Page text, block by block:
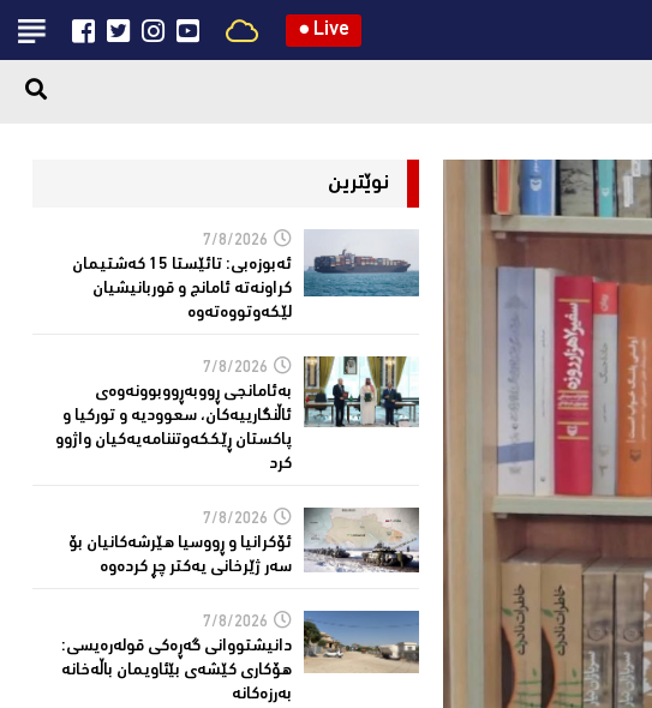
● Live
نوێترین
7/8/2026
ئەبوزەبی: تائێستا 15 كەشتیمان
كراونەتە ئامانج و قوربانیشیان
لێكەوتووەتەوە
7/8/2026
بەئامانجی ڕووبەڕووبوونەوەی
ئاڵنگارییەكان، سعوودیە و توركیا و
پاكستان ڕێككەوتننامەیەکیان واژوو
كرد
7/8/2026
ئۆكرانیا و ڕووسیا هێرشەكانیان بۆ
سەر ژێرخانی یەكتر چڕ كردەوە
7/8/2026
دانیشتووانى گەڕەكی قولەرەیسی:
هۆکارى کێشەى بێئاویمان باڵەخانە
بەرزەكانە